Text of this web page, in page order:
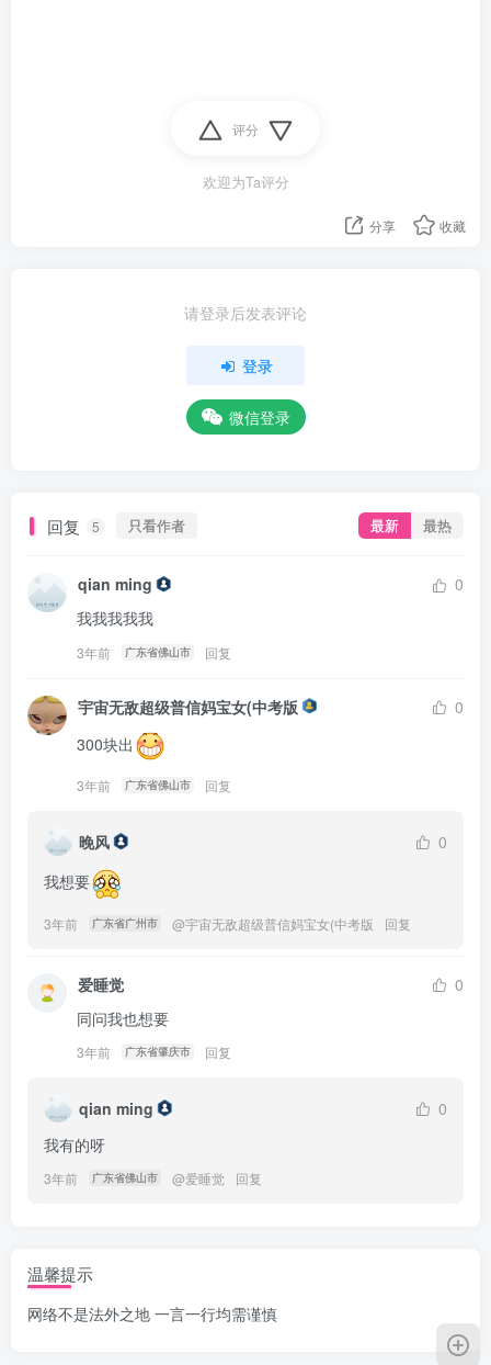
评分
欢迎为Ta评分
分享 收藏
请登录后发表评论
登录
微信登录
回复 5 只看作者 最新 最热
qian ming
0
我我我我我
3年前 广东省佛山市 回复
宇宙无敌超级普信妈宝女(中考版
0
300块出
3年前 广东省佛山市 回复
晚风
0
我想要
3年前 广东省广州市 @宇宙无敌超级普信妈宝女(中考版 回复
爱睡觉
0
同问我也想要
3年前 广东省肇庆市 回复
qian ming
0
我有的呀
3年前 广东省佛山市 @爱睡觉 回复
温馨提示
网络不是法外之地 一言一行均需谨慎